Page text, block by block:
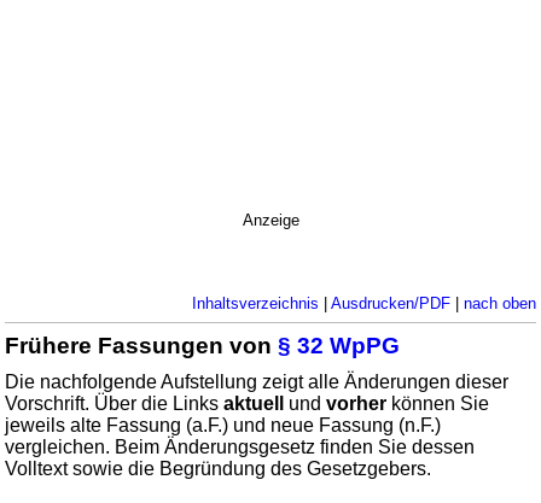
Anzeige
Inhaltsverzeichnis | Ausdrucken/PDF| nach oben
Frühere Fassungen von§ 32 WpPG
Die nachfolgende Aufstellung zeigt alle Änderungen dieser
Vorschrift. Über die Linksaktuell undvorher können Sie
jeweils alte Fassung (a.F.) und neue Fassung (n.F.)
vergleichen. Beim Änderungsgesetz finden Sie dessen
Volltext sowie die Begründung des Gesetzgebers.